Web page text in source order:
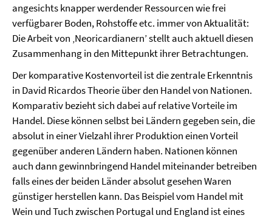
angesichts knapper werdender Ressourcen wie frei
verfügbarer Boden, Rohstoffe etc. immer von Aktualität:
Die Arbeit von ‚Neoricardianern’ stellt auch aktuell diesen
Zusammenhang in den Mittepunkt ihrer Betrachtungen.
Der komparative Kostenvorteil ist die zentrale Erkenntnis
in David Ricardos Theorie über den Handel von Nationen.
Komparativ bezieht sich dabei auf relative Vorteile im
Handel. Diese können selbst bei Ländern gegeben sein, die
absolut in einer Vielzahl ihrer Produktion einen Vorteil
gegenüber anderen Ländern haben. Nationen können
auch dann gewinnbringend Handel miteinander betreiben
falls eines der beiden Länder absolut gesehen Waren
günstiger herstellen kann. Das Beispiel vom Handel mit
Wein und Tuch zwischen Portugal und England ist eines